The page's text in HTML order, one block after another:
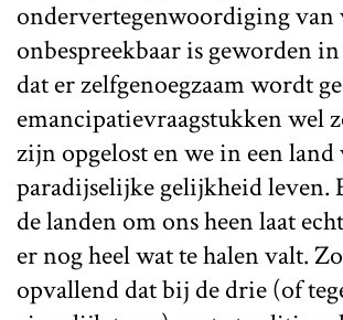
ondervertegenwoordiging
onbespreekbaar is geworden
dat er zelfgenoegzaam wordt
emancipatievraagstukken wel
zijn opgelost en we in een land
paradijselijke gelijkheid leven.
de landen om ons heen laat
er nog heel wat te halen valt.
opvallend dat bij de drie (of